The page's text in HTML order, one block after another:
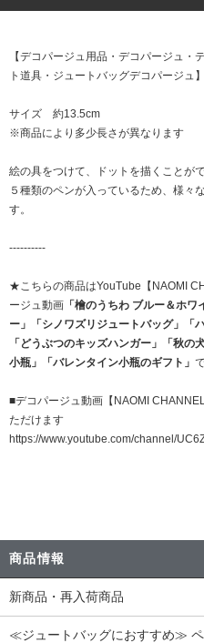
【デコパージュ用品・デコパージュ・
ト道具・ジュートバッグデコパージュ】
サイズ 約13.5cm
※商品により多少長さが異なります
絵の具をつけて、ドットを描くことが
５種類のペンが入っているため、様々
す。
----------
★こちらの商品はYouTube【NAOMI
ージュ動画 「檜のうちわ ブルー＆ホワ
ー」
「シノワズリジュートバッグ」
「
「どうぶつのキッズハンガー」
「秋の
小瓶」
「バレンタイン小瓶のギフト」
■デコパージュ動画【NAOMI
ただけます
https://www.youtube.com/channel/
商品情報
新商品・再入荷商品
≪ジュートバッグにおすすめ≫